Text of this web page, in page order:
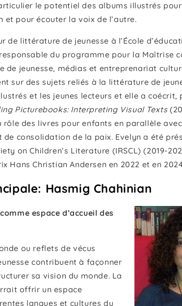
le potentiel des albums illustrés
et pour écouter la voix de l’autre.
de littérature de jeunesse à l’École
du programme pour la Maîtrise
de jeunesse, médias et entreprenariat
sur des sujets reliés à la littérature de
et les jeunes lecteurs et elle a coécrit,
Picturebooks: Interpreting Visual Texts
rôle des livres pour enfants en parallèle
consolidation de la paix. Evelyn a été
on Children’s Literature (IRSCL) (2019-
Hans Christian Andersen en 2022 et en
Hasmig Chahinian
espace d’accueil des
ou reflets de vécus
contribuent à façonner
sa vision du monde. La
offrir un espace
langues et cultures du